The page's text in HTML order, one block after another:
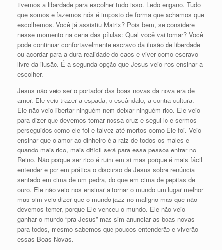
tivemos a liberdade para escolher tudo isso. Ledo engano. Tudo
que somos e fazemos nós é imposto de forma que achamos que
escolhemos. Você já assistiu Matrix? Pois bem, se considere
nesse momento na cena das pílulas: Qual você vai tomar? Você
pode continuar confortavelmente escravo da ilusão de liberdade
ou acordar para a dura realidade do caos e viver como escravo
livre da ilusão. É a segunda opção que Jesus veio nos ensinar a
escolher.
Jesus não veio ser o portador das boas novas da nova era de
amor. Ele veio trazer a espada, o escândalo, a contra cultura.
Ele não veio libertar ninguém nem deixar ninguém rico. Ele veio
para dizer que devemos tomar nossa cruz e segui-lo e sermos
perseguidos como ele foi e talvez até mortos como Ele foi. Veio
ensinar que o amor ao dinheiro é a raiz de todos os males e
quando mais rico, mais difícil será para essa pessoa entrar no
Reino. Não porque ser rico é ruim em si mas porque é mais fácil
entender e por em prática o discurso de Jesus sobre renúncia
sentado em cima de um pedra, do que em cima de pepitas de
ouro. Ele não veio nos ensinar a tornar o mundo um lugar melhor
mas sim veio dizer que o mundo jazz no maligno mas que não
devemos temer, porque Ele venceu o mundo. Ele não veio
ganhar o mundo “pra Jesus” mas sim anunciar as boas novas
para todos, mesmo sabemos que poucos entenderão e viverão
essas Boas Novas.